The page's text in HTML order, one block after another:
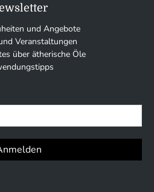
und Angebote
Veranstaltungen
über ätherische Öle